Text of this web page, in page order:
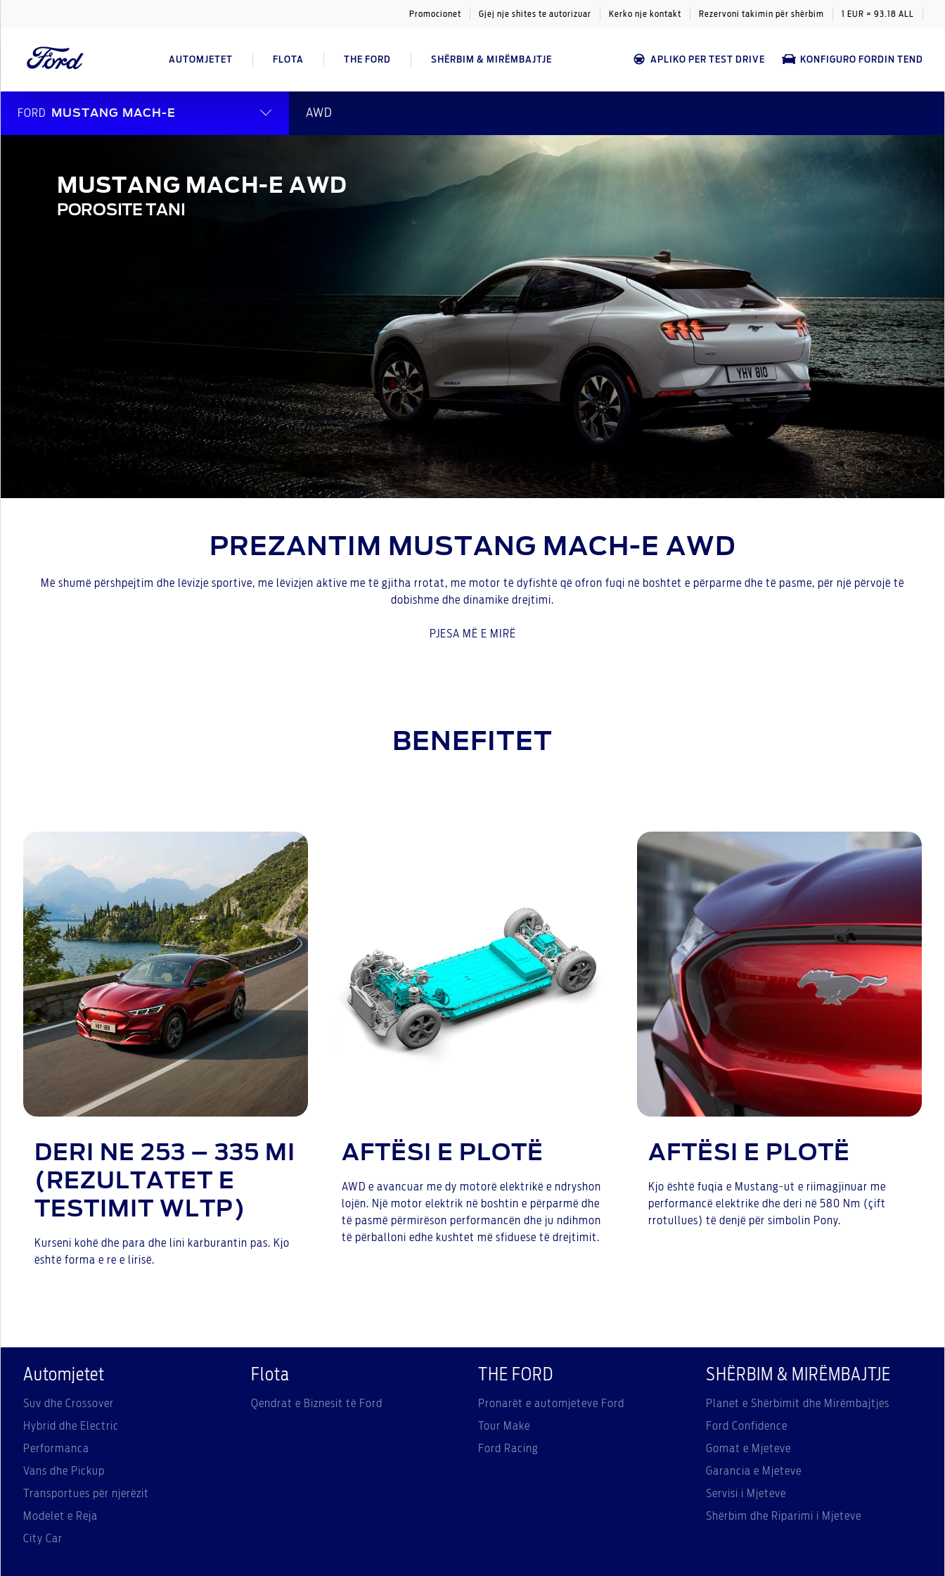
Promocionet Gjej nje shites te autorizuar Kerko nje kontakt Rezervoni takimin për shërbim 1 EUR = 93.18 ALL
AUTOMJETET FLOTA THE FORD SHËRBIM & MIRËMBAJTJE APLIKO PER TEST DRIVE KONFIGURO FORDIN TEND
FORD MUSTANG MACH-E AWD
MUSTANG MACH-E AWD
POROSITE TANI
PREZANTIM MUSTANG MACH-E AWD
Më shumë përshpejtim dhe lëvizje sportive, me lëvizjen aktive me të gjitha rrotat, me motor të dyfishtë që ofron fuqi në boshtet e përparme dhe të pasme, për një përvojë të
dobishme dhe dinamike drejtimi.
PJESA MË E MIRË
BENEFITET
DERI NE 253 – 335 MI
(REZULTATET E
TESTIMIT WLTP)
Kurseni kohë dhe para dhe lini karburantin pas. Kjo
është forma e re e lirisë.
AFTËSI E PLOTË
AWD e avancuar me dy motorë elektrikë e ndryshon
lojën. Një motor elektrik në boshtin e përparmë dhe
të pasmë përmirëson performancën dhe ju ndihmon
të përballoni edhe kushtet më sfiduese të drejtimit.
AFTËSI E PLOTË
Kjo është fuqia e Mustang-ut e riimagjinuar me
performancë elektrike dhe deri në 580 Nm (çift
rrotullues) të denjë për simbolin Pony.
Automjetet
Suv dhe Crossover
Hybrid dhe Electric
Performanca
Vans dhe Pickup
Transportues për njerëzit
Modelet e Reja
City Car
Flota
Qendrat e Biznesit të Ford
THE FORD
Pronarët e automjeteve Ford
Tour Make
Ford Racing
SHËRBIM & MIRËMBAJTJE
Planet e Shërbimit dhe Mirëmbajtjes
Ford Confidence
Gomat e Mjeteve
Garancia e Mjeteve
Servisi i Mjeteve
Shërbim dhe Riparimi i Mjeteve